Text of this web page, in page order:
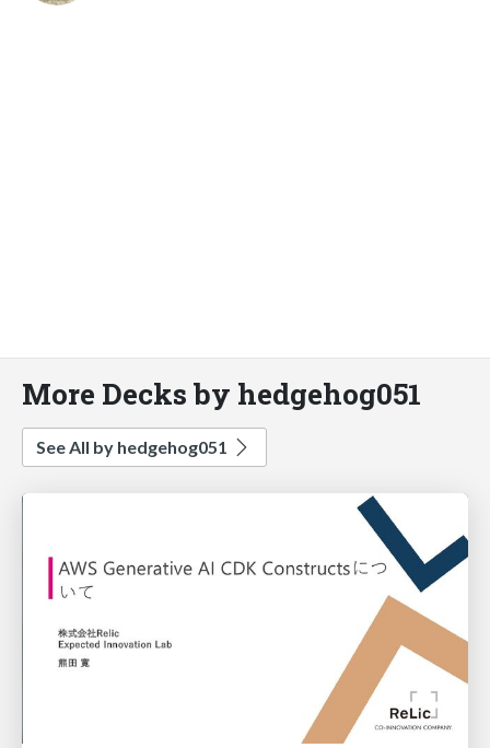
More Decks by hedgehog051
See All by hedgehog051